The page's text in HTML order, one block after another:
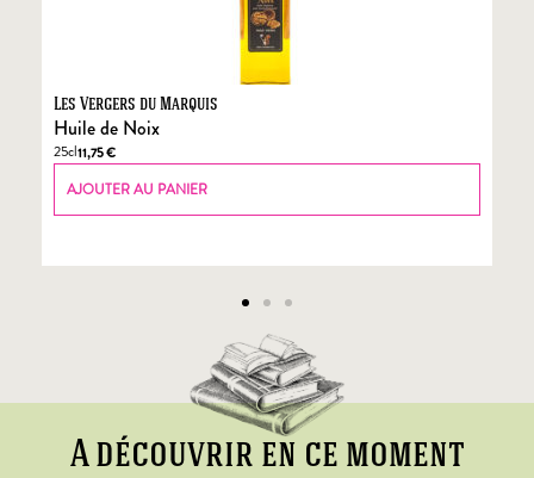
Les Vergers du Marquis
Huile de Noix
25cl11,75€
AJOUTER AU PANIER
A découvrir en ce moment